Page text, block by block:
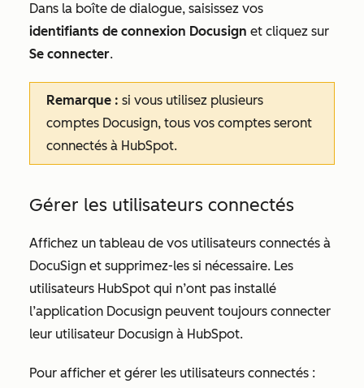
Dans la boîte de dialogue, saisissez vos
identifiants de connexion Docusign et cliquez sur
Se connecter.
Remarque : si vous utilisez plusieurs
comptes Docusign, tous vos comptes seront
connectés à HubSpot.
Gérer les utilisateurs connectés
Affichez un tableau de vos utilisateurs connectés à
DocuSign et supprimez-les si nécessaire. Les
utilisateurs HubSpot qui n’ont pas installé
l’application Docusign peuvent toujours connecter
leur utilisateur Docusign à HubSpot.
Pour afficher et gérer les utilisateurs connectés :